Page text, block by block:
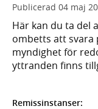
Publicerad 04 maj
Här kan du ta del
ombetts att svara
myndighet för
yttranden finns
Remissinstanser: